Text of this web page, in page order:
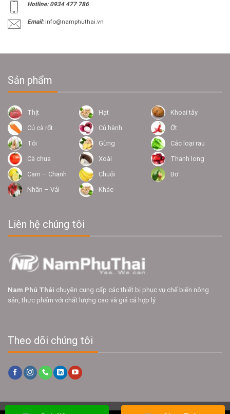
Hotline: 0934 477 786
Email:info@namphuthai.vn
Sản phẩm
Thịt Hạt
Khoai tây
Củ cà rốt
Củ hành
Ớt
Tỏi
Gừng
Các loại rau
Cà chua
Xoài
Thanh long
Cam – Chanh
Chuối
Bơ
Nhãn – Vải
Khác
Liên hệ chúng tôi
Nam Phú Thái chuyên cung cấp các thiết bị phục vụ chế biến nông
sản, thực phẩm với chất lượng cao và giá cả hợp lý.
Theo dõi chúng tôi